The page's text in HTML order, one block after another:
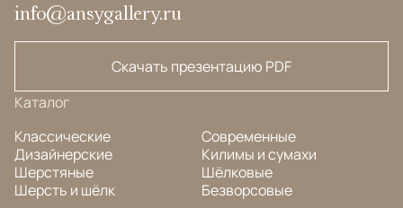
info@ansygallery.ru
Скачать презентацию PDF
Каталог
Классические
Дизайнерские
Шерстяные
Шерсть и шёлк
Современные
Килимы и сумахи
Шёлковые
Безворсовые